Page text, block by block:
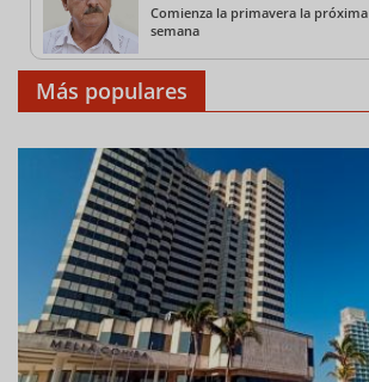
Comienza la primavera la próxima
semana
Más populares